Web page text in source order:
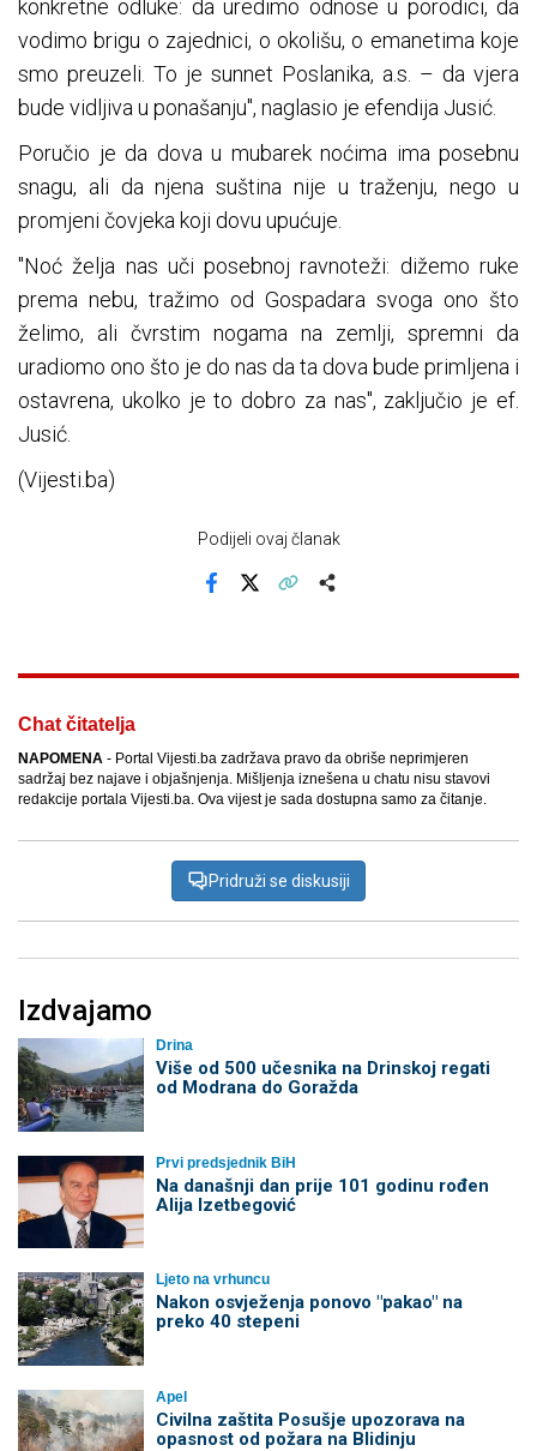
konkretne odluke: da uredimo odnose u porodici, da
vodimo brigu o zajednici, o okolišu, o emanetima koje
smo preuzeli. To je sunnet Poslanika, a.s. – da vjera
bude vidljiva u ponašanju", naglasio je efendija Jusić.
Poručio je da dova u mubarek noćima ima posebnu
snagu, ali da njena suština nije u traženju, nego u
promjeni čovjeka koji dovu upućuje.
"Noć želja nas uči posebnoj ravnoteži: dižemo ruke
prema nebu, tražimo od Gospadara svoga ono što
želimo, ali čvrstim nogama na zemlji, spremni da
uradiomo ono što je do nas da ta dova bude primljena i
ostavrena, ukolko je to dobro za nas", zaključio je ef.
Jusić.
(Vijesti.ba)
Podijeli ovaj članak
Chat čitatelja
NAPOMENA - Portal Vijesti.ba zadržava pravo da obriše neprimjeren
sadržaj bez najave i objašnjenja. Mišljenja iznešena u chatu nisu stavovi
redakcije portala Vijesti.ba. Ova vijest je sada dostupna samo za čitanje.
Pridruži se diskusiji
Izdvajamo
Drina
Više od 500 učesnika na Drinskoj regati
od Modrana do Goražda
Prvi predsjednik BiH
Na današnji dan prije 101 godinu rođen
Alija Izetbegović
Ljeto na vrhuncu
Nakon osvježenja ponovo "pakao" na
preko 40 stepeni
Apel
Civilna zaštita Posušje upozorava na
opasnost od požara na Blidinju